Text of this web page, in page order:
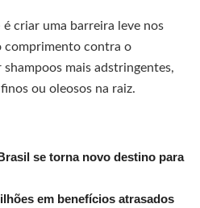
é criar uma barreira leve nos
comprimento contra o
mais adstringentes,
ou oleosos na raiz.
se torna novo destino para
em benefícios atrasados